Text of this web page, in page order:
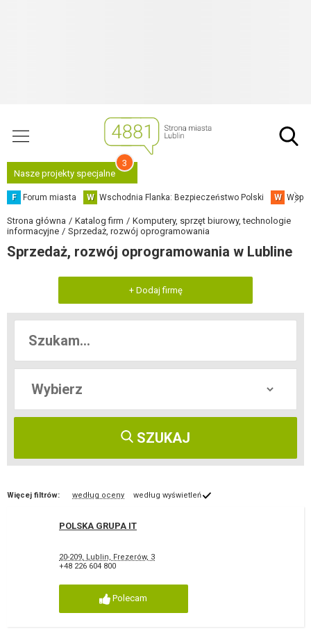
Nasze projekty specjalne
3
F Forum miasta W Wschodnia Flanka: Bezpieczeństwo Polski W
Strona główna Katalog firm
Komputery, sprzęt biurowy, technologie
informacyjne
Sprzedaż, rozwój oprogramowania
Sprzedaż, rozwój oprogramowania w Lubline
+ Dodaj firmę
SZUKAJ
Więcej filtrów: według oceny według wyświetleń
POLSKA GRUPA IT
20-209, Lublin, Frezerów, 3
+48 226 604 800
Polecam